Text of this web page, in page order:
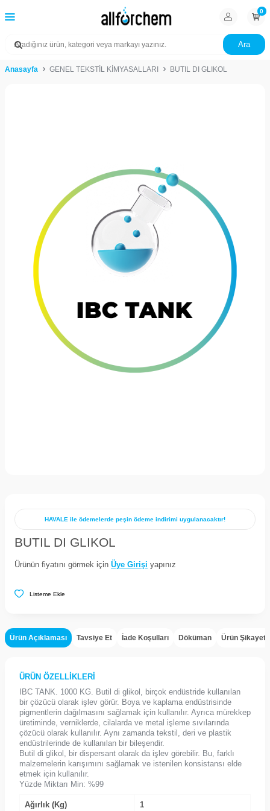
Ara
0
Anasayfa GENEL TEKSTİL KİMYASALLARI BUTIL DI GLIKOL
HAVALE ile ödemelerde peşin ödeme indirimi uygulanacaktır!
BUTIL DI GLIKOL
Ürünün fiyatını görmek için Üye Girişi yapınız
Listeme Ekle
Ürün Açıklaması Tavsiye Et İade Koşulları Döküman Ürün Şikayet
ÜRÜN ÖZELLİKLERİ
IBC TANK. 1000 KG. Butil di glikol, birçok endüstride kullanılan
bir çözücü olarak işlev görür. Boya ve kaplama endüstrisinde
pigmentlerin dağılmasını sağlamak için kullanılır. Ayrıca mürekkep
üretiminde, verniklerde, cilalarda ve metal işleme sıvılarında
çözücü olarak kullanılır. Aynı zamanda tekstil, deri ve plastik
endüstrilerinde de kullanılan bir bileşendir.
Butil di glikol, bir dispersant olarak da işlev görebilir. Bu, farklı
malzemelerin karışımını sağlamak ve istenilen konsistansı elde
etmek için kullanılır.
Yüzde Miktarı Min: %99
Ağırlık (Kg) 1